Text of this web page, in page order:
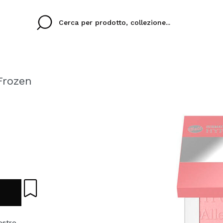
Non ho un account
Creando un account
velocemente,
operazioni precedenti.
LINGUA ITALIANO
Ines
colori